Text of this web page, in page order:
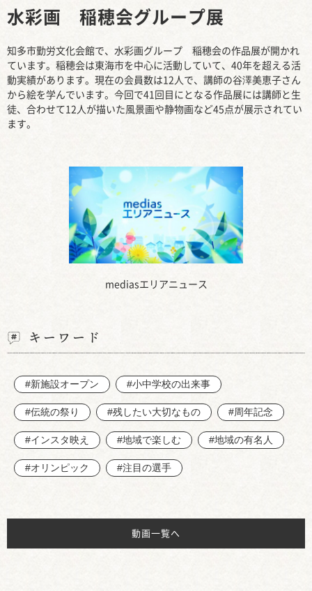
mediasエリアニュース
水彩画 稲穂会グループ展
知多市勤労文化会館で、水彩画グループ 稲穂会の作品展が開かれ
ています。稲穂会は東海市を中心に活動していて、40年を超える活
動実績があります。現在の会員数は12人で、講師の谷澤美恵子さん
から絵を学んでいます。今回で41回目にとなる作品展には講師と生
徒、合わせて12人が描いた風景画や静物画など45点が展示されてい
ます。
キーワード
#新施設オープン #小中学校の出来事
#伝統の祭り #残したい大切なもの #周年記念
#インスタ映え #地域で楽しむ #地域の有名人
#オリンピック #注目の選手
動画一覧へ